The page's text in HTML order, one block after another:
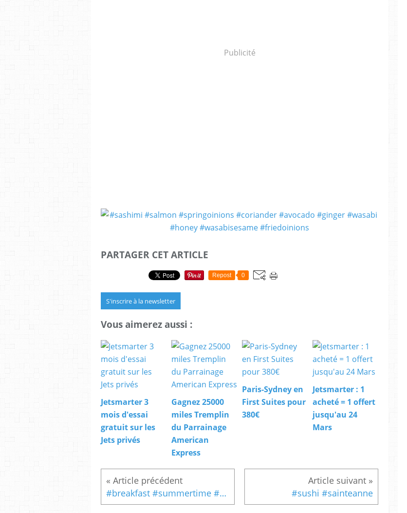
Publicité
PARTAGER CET ARTICLE
Repost 0
S'inscrire à la newsletter
Vous aimerez aussi :
Jetsmarter 3
mois d'essai
gratuit sur les
Jets privés
Gagnez 25000
miles Tremplin
du Parrainage
American
Express
Paris-Sydney en
First Suites pour
380€
Jetsmarter : 1
acheté = 1 offert
jusqu'au 24
Mars
#breakfast #summertime #baiedesanges #angelsbay #sushi #sainteanne